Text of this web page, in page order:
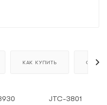
КАК КУПИТЬ ОПЛАТА
JTC-3801